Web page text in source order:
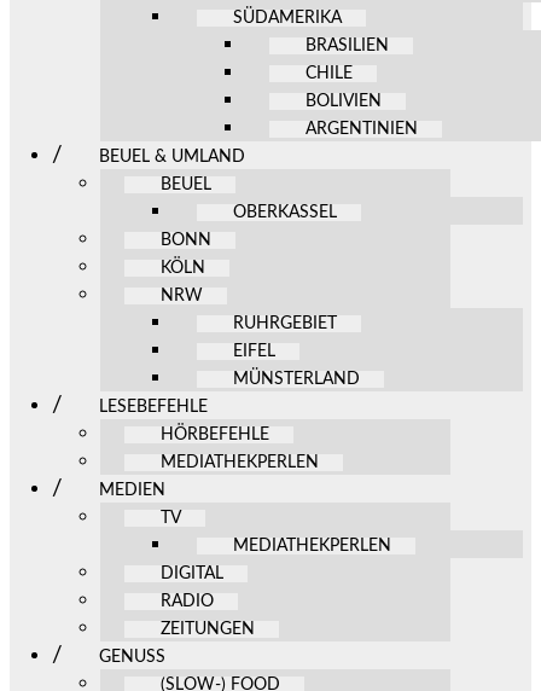
SÜDAMERIKA
BRASILIEN
CHILE
BOLIVIEN
ARGENTINIEN
BEUEL & UMLAND
BEUEL
OBERKASSEL
BONN
KÖLN
NRW
RUHRGEBIET
EIFEL
MÜNSTERLAND
LESEBEFEHLE
HÖRBEFEHLE
MEDIATHEKPERLEN
MEDIEN
TV
MEDIATHEKPERLEN
DIGITAL
RADIO
ZEITUNGEN
GENUSS
(SLOW-) FOOD